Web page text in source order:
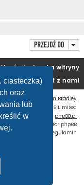
ciasteczka)
oraz
lub
w
Przejdź do
Usuń ciasteczka witryny
Kontakt z nami
Ian Bradley
Software © phpBB Limited
językowy dostarcza phpBB.pl
Code
extension for phpBB
osobowych
Regulamin